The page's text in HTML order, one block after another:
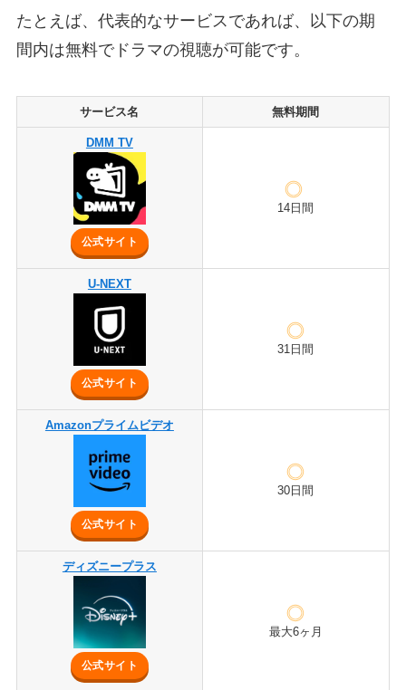
たとえば、代表的なサービスであれば、以下の期
間内は無料でドラマの視聴が可能です。
サービス名 無料期間
DMM TV
公式サイト
14日間
U-NEXT
公式サイト
31日間
Amazonプライムビデオ
公式サイト
30日間
ディズニープラス
公式サイト
最大6ヶ月